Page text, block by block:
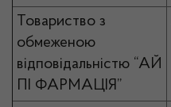
Товариство з
обмеженою
відповідальністю “АЙ
ПІ ФАРМАЦІЯ”